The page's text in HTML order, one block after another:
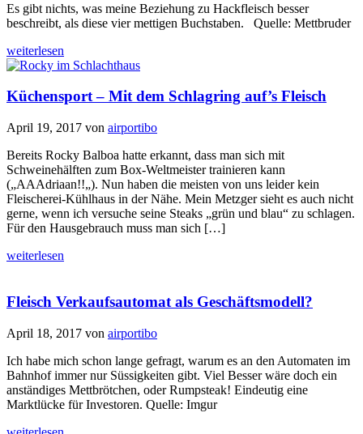
Es gibt nichts, was meine Beziehung zu Hackfleisch besser
beschreibt, als diese vier mettigen Buchstaben. Quelle: Mettbruder
weiterlesen
Küchensport – Mit dem Schlagring auf’s Fleisch
April 19, 2017 von airportibo
Bereits Rocky Balboa hatte erkannt, dass man sich mit
Schweinehälften zum Box-Weltmeister trainieren kann
(„AAAdriaan!!„). Nun haben die meisten von uns leider kein
Fleischerei-Kühlhaus in der Nähe. Mein Metzger sieht es auch nicht
gerne, wenn ich versuche seine Steaks „grün und blau“ zu schlagen.
Für den Hausgebrauch muss man sich […]
weiterlesen
Fleisch Verkaufsautomat als Geschäftsmodell?
April 18, 2017 von airportibo
Ich habe mich schon lange gefragt, warum es an den Automaten im
Bahnhof immer nur Süssigkeiten gibt. Viel Besser wäre doch ein
anständiges Mettbrötchen, oder Rumpsteak! Eindeutig eine
Marktlücke für Investoren. Quelle: Imgur